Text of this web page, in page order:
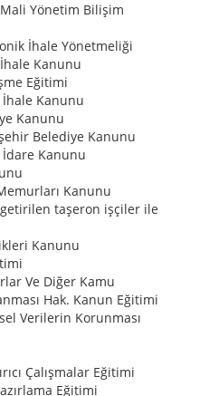
Yönetim Bilişim
İhale Yönetmeliği
İhale Kanunu
Eğitimi
İhale Kanunu
Kanunu
Belediye Kanunu
İdare Kanunu
Kanunu
getirilen taşeron işçiler ile
Kanunu
Ve Diğer Kamu
Hak. Kanun Eğitimi
Verilerin Korunması
Çalışmalar Eğitimi
Eğitimi